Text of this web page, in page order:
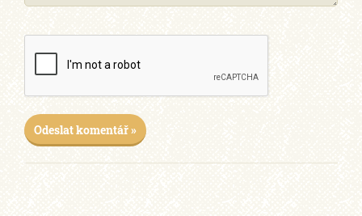
Odeslat komentář »